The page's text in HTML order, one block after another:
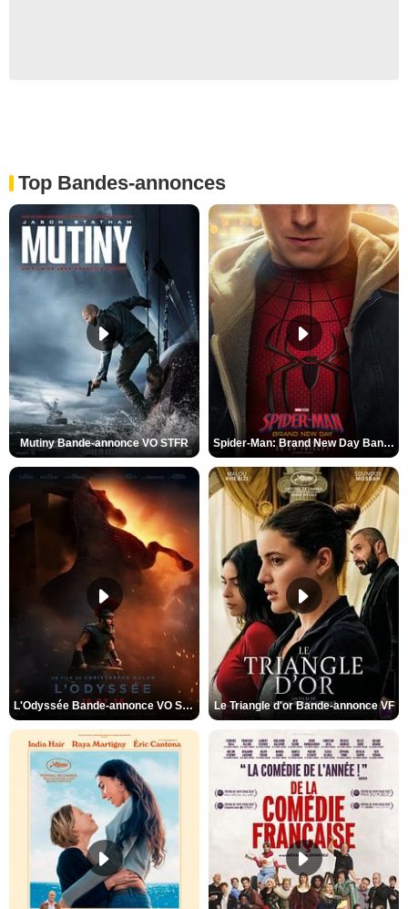
Top Bandes-annonces
Mutiny Bande-annonce VO STFR Spider-Man: Brand New Day Bande-annonce VO STFR
L'Odyssée Bande-annonce VO STFR Le Triangle d'or Bande-annonce VF